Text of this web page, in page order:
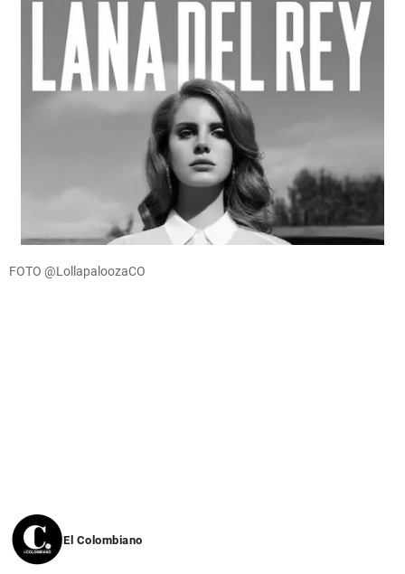
FOTO @LollapaloozaCO
El Colombiano